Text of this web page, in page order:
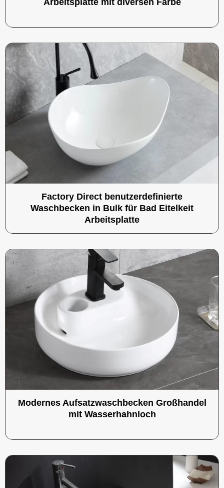
Factory Direct benutzerdefinierte
Waschbecken in Bulk für Bad Eitelkeit
Arbeitsplatte
Modernes Aufsatzwaschbecken Großhandel
mit Wasserhahnloch